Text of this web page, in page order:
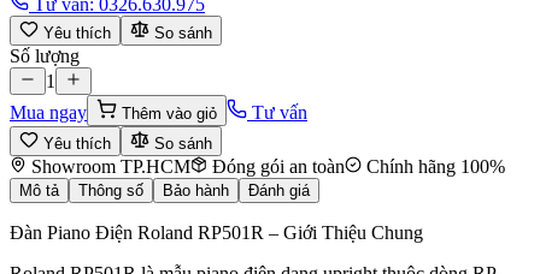
Yêu thích So sánh
Số lượng
1
Mua ngay
Thêm vào giỏ Tư vấn
Yêu thích So sánh
Showroom TP.HCM Đóng gói an toàn Chính hãng 100%
Mô tả Thông số Bảo hành Đánh giá
Đàn Piano Điện Roland RP501R – Giới Thiệu Chung